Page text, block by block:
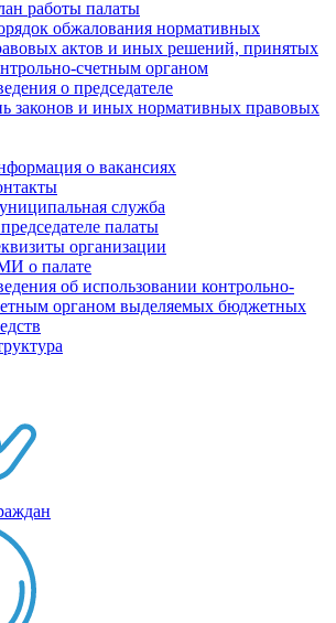
работы палаты
обжалования нормативных
актов и иных решений, принятых
счетным органом
о председателе
законов и иных нормативных правовых
о вакансиях
служба
палаты
организации
о палате
об использовании контрольно-
органом выделяемых бюджетных